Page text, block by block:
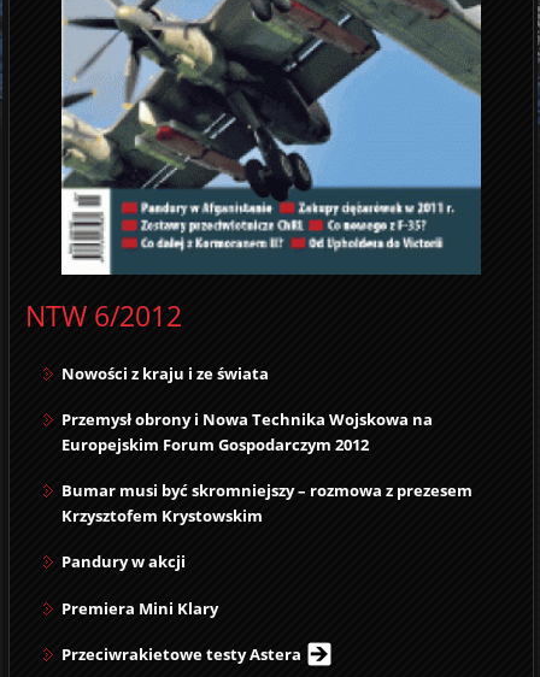
NTW 6/2012
Nowości z kraju i ze świata
Przemysł obrony i Nowa Technika Wojskowa na
Europejskim Forum Gospodarczym 2012
Bumar musi być skromniejszy – rozmowa z prezesem
Krzysztofem Krystowskim
Pandury w akcji
Premiera Mini Klary
Przeciwrakietowe testy Astera